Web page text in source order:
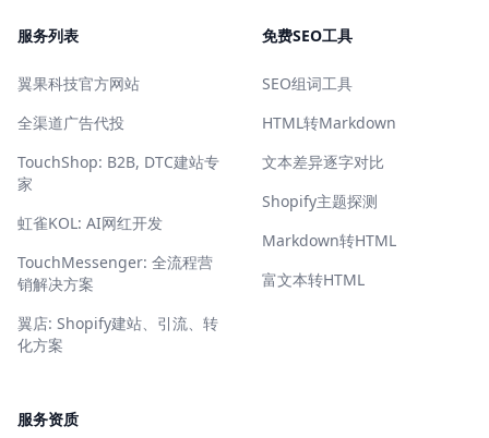
服务列表
翼果科技官方网站
全渠道广告代投
TouchShop: B2B, DTC建站专
家
虹雀KOL: AI网红开发
TouchMessenger: 全流程营
销解决方案
翼店: Shopify建站、引流、转
化方案
免费SEO工具
SEO组词工具
HTML转Markdown
文本差异逐字对比
Shopify主题探测
Markdown转HTML
富文本转HTML
服务资质